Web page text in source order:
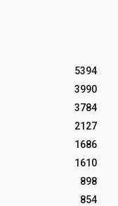
5394
3990
3784
2127
1686
1610
898
854